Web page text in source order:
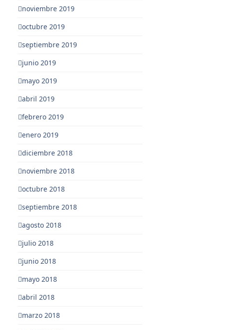
noviembre 2019
octubre 2019
septiembre 2019
junio 2019
mayo 2019
abril 2019
febrero 2019
enero 2019
diciembre 2018
noviembre 2018
octubre 2018
septiembre 2018
agosto 2018
julio 2018
junio 2018
mayo 2018
abril 2018
marzo 2018